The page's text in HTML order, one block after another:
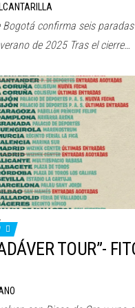
Bogotá confirma seis paradas
de 2025 Tras el cierre…
TOUR”-